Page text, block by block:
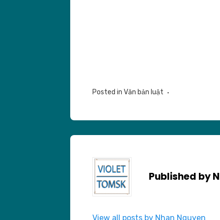
Posted in Văn bản luật
Published by
View all posts by Nhan Nguyen